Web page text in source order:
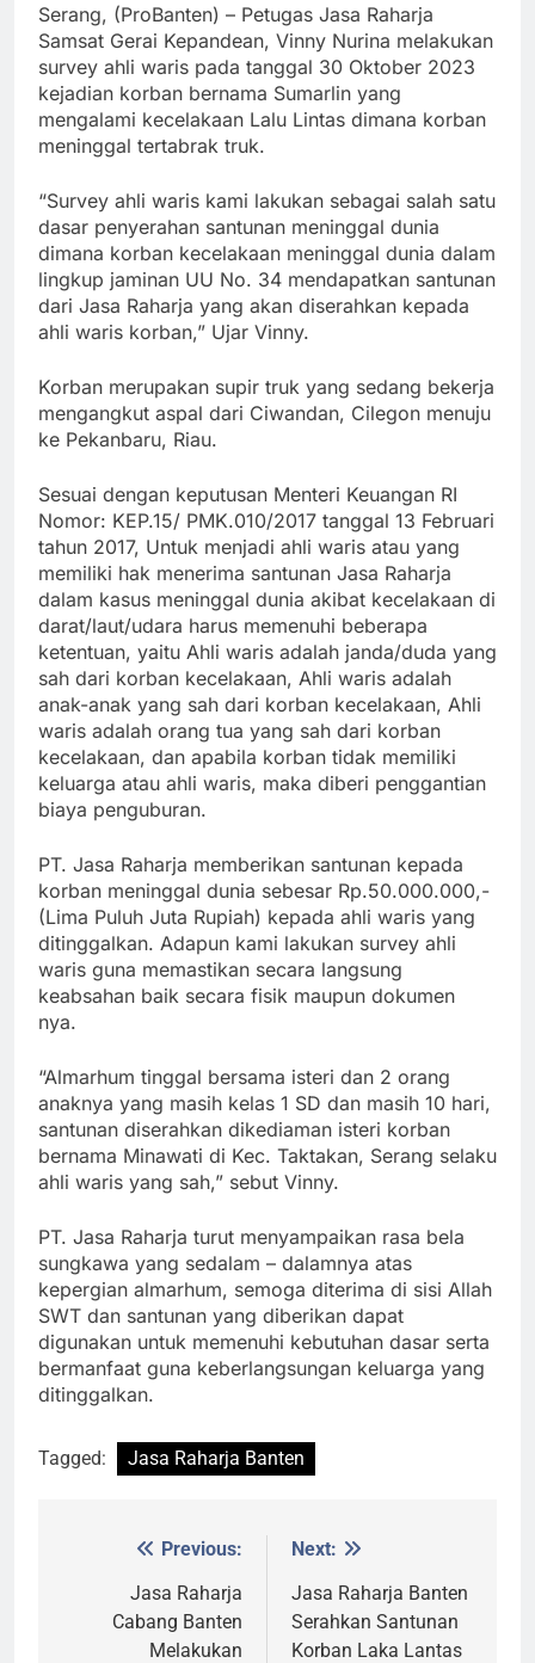
Serang, (ProBanten) – Petugas Jasa Raharja
Samsat Gerai Kepandean, Vinny Nurina melakukan
survey ahli waris pada tanggal 30 Oktober 2023
kejadian korban bernama Sumarlin yang
mengalami kecelakaan Lalu Lintas dimana korban
meninggal tertabrak truk.
“Survey ahli waris kami lakukan sebagai salah satu
dasar penyerahan santunan meninggal dunia
dimana korban kecelakaan meninggal dunia dalam
lingkup jaminan UU No. 34 mendapatkan santunan
dari Jasa Raharja yang akan diserahkan kepada
ahli waris korban,” Ujar Vinny.
Korban merupakan supir truk yang sedang bekerja
mengangkut aspal dari Ciwandan, Cilegon menuju
ke Pekanbaru, Riau.
Sesuai dengan keputusan Menteri Keuangan RI
Nomor: KEP.15/ PMK.010/2017 tanggal 13 Februari
tahun 2017, Untuk menjadi ahli waris atau yang
memiliki hak menerima santunan Jasa Raharja
dalam kasus meninggal dunia akibat kecelakaan di
darat/laut/udara harus memenuhi beberapa
ketentuan, yaitu Ahli waris adalah janda/duda yang
sah dari korban kecelakaan, Ahli waris adalah
anak-anak yang sah dari korban kecelakaan, Ahli
waris adalah orang tua yang sah dari korban
kecelakaan, dan apabila korban tidak memiliki
keluarga atau ahli waris, maka diberi penggantian
biaya penguburan.
PT. Jasa Raharja memberikan santunan kepada
korban meninggal dunia sebesar Rp.50.000.000,-
(Lima Puluh Juta Rupiah) kepada ahli waris yang
ditinggalkan. Adapun kami lakukan survey ahli
waris guna memastikan secara langsung
keabsahan baik secara fisik maupun dokumen
nya.
“Almarhum tinggal bersama isteri dan 2 orang
anaknya yang masih kelas 1 SD dan masih 10 hari,
santunan diserahkan dikediaman isteri korban
bernama Minawati di Kec. Taktakan, Serang selaku
ahli waris yang sah,” sebut Vinny.
PT. Jasa Raharja turut menyampaikan rasa bela
sungkawa yang sedalam – dalamnya atas
kepergian almarhum, semoga diterima di sisi Allah
SWT dan santunan yang diberikan dapat
digunakan untuk memenuhi kebutuhan dasar serta
bermanfaat guna keberlangsungan keluarga yang
ditinggalkan.
Tagged: Jasa Raharja Banten
navigation
Previous:
Jasa Raharja
Cabang Banten
Melakukan
Next:
Jasa Raharja Banten
Serahkan Santunan
Korban Laka Lantas